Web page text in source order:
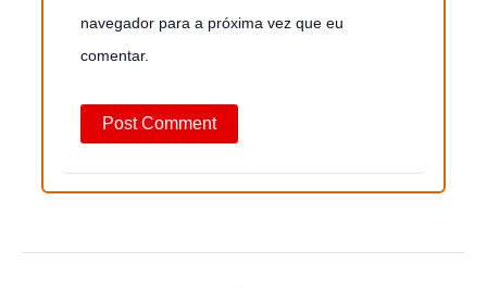
navegador para a próxima vez que eu
comentar.